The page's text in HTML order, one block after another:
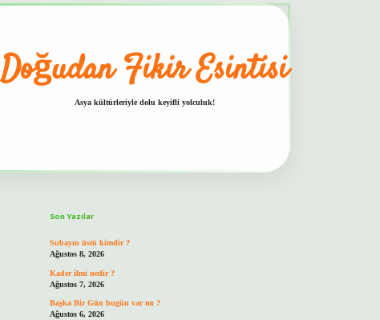
Doğudan Fikir Esintisi
Asya kültürleriyle dolu keyifli yolculuk!
Son Yazılar
Subayın üstü kimdir ?
Ağustos 8, 2026
Kader ilmi nedir ?
Ağustos 7, 2026
Başka Bir Gün bugün var mı ?
Ağustos 6, 2026